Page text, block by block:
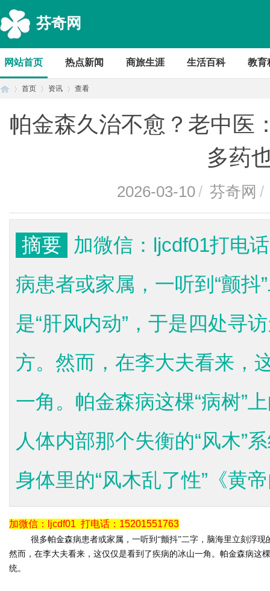
芬奇网
网站首页 热点新闻 商旅生涯 生活百科 教育
首页 资讯 查看
帕金森久治不愈？老中医
多药
2026-03-10/ 芬奇网 /
摘要
加微信：ljcdf01打电
病患者或家属，一听到“颤
是“肝风内动”，于是四处寻
方。然而，在李大夫看来，
一角。帕金森病这棵“病树”
人体内部那个失衡的“风木”
身体里的“风木乱了性”《黄
加微信：ljcdf01 打电话：15201551763
很多帕金森病患者或家属，一听到“颤抖”二字，脑海里立刻浮
然而，在李大夫看来，这仅仅是看到了疾病的冰山一角。帕金森病这
统。